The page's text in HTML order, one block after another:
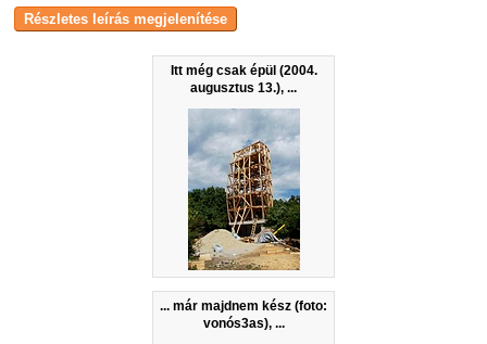
Itt még csak épül (2004.
augusztus 13.), ...
... már majdnem kész (foto:
vonós3as), ...